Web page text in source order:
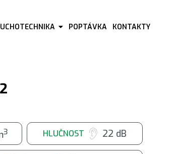
POPTÁVKA KONTAKTY
3 HLUČNOST 22 dB